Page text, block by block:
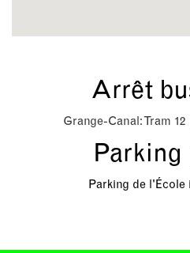
Arrêt
Grange-Canal: Tram 12
Parking de